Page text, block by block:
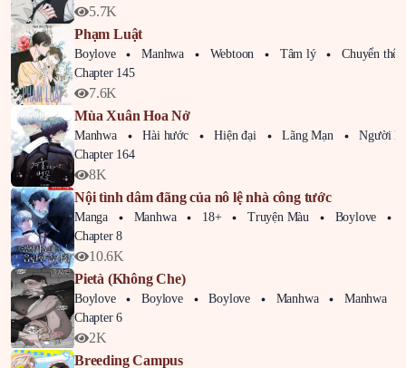
5.7K
Phạm Luật
Boylove Manhwa Webtoon Tâm lý
Chuyển thể tiểu
Chapter 145
7.6K
Mùa Xuân Hoa Nở
Manhwa Hài hước Hiện đại Lãng Mạn
Người
Chapter 164
8K
Nội tình dâm đãng của nô lệ nhà công tước
Manga Manhwa 18+ Truyện Màu Boylove
Chapter 8
10.6K
Pietà (Không Che)
Boylove Boylove Boylove Manhwa
Manhwa
Chapter 6
2K
Breeding Campus